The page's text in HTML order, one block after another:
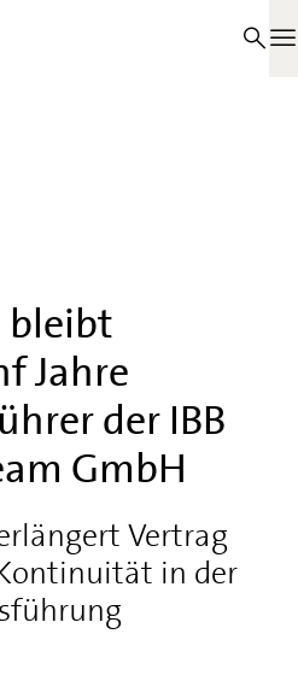
bleibt
Jahre
der IBB
GmbH
Vertrag
in der